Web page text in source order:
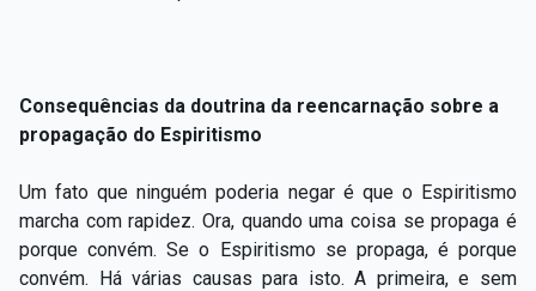
Consequências da doutrina da reencarnação sobre a
propagação do Espiritismo
Um fato que ninguém poderia negar é que o Espiritismo
marcha com rapidez. Ora, quando uma coisa se propaga é
porque convém. Se o Espiritismo se propaga, é porque
convém. Há várias causas para isto. A primeira, e sem